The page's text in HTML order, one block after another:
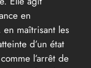
en
maîtrisant les
d’un état
l’arrêt de